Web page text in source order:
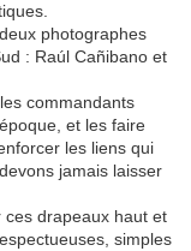
photographes
: Raúl Cañibano et
commandants
et les faire
les liens qui
jamais laisser
drapeaux haut et
simples